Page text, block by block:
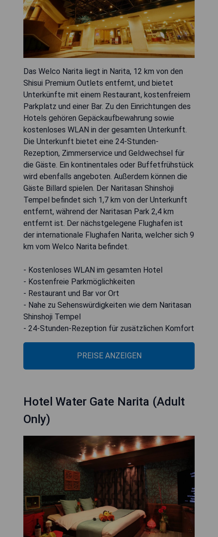
Das Welco Narita liegt in Narita, 12 km von den
Shisui Premium Outlets entfernt, und bietet
Unterkünfte mit einem Restaurant, kostenfreiem
Parkplatz und einer Bar. Zu den Einrichtungen des
Hotels gehören Gepäckaufbewahrung sowie
kostenloses WLAN in der gesamten Unterkunft.
Die Unterkunft bietet eine 24-Stunden-
Rezeption, Zimmerservice und Geldwechsel für
die Gäste. Ein kontinentales oder Buffetfrühstück
wird ebenfalls angeboten. Außerdem können die
Gäste Billard spielen. Der Naritasan Shinshoji
Tempel befindet sich 1,7 km von der Unterkunft
entfernt, während der Naritasan Park 2,4 km
entfernt ist. Der nächstgelegene Flughafen ist
der internationale Flughafen Narita, welcher sich 9
km vom Welco Narita befindet.
- Kostenloses WLAN im gesamten Hotel
- Kostenfreie Parkmöglichkeiten
- Restaurant und Bar vor Ort
- Nahe zu Sehenswürdigkeiten wie dem Naritasan
Shinshoji Tempel
- 24-Stunden-Rezeption für zusätzlichen Komfort
PREISE ANZEIGEN
Hotel Water Gate Narita (Adult
Only)